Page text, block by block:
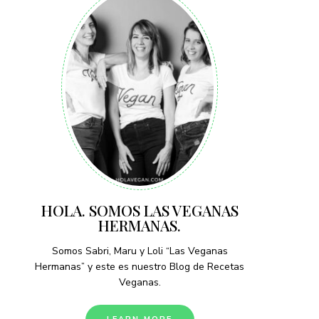
HOLA. SOMOS LAS VEGANAS
HERMANAS.
Somos Sabri, Maru y Loli “Las Veganas
Hermanas” y este es nuestro Blog de Recetas
Veganas.